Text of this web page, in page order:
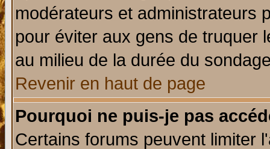
modérateurs et administrateurs
pour éviter aux gens de truquer
au milieu de la durée du
Revenir en haut de page
Pourquoi ne puis-je pas
Certains forums peuvent limiter